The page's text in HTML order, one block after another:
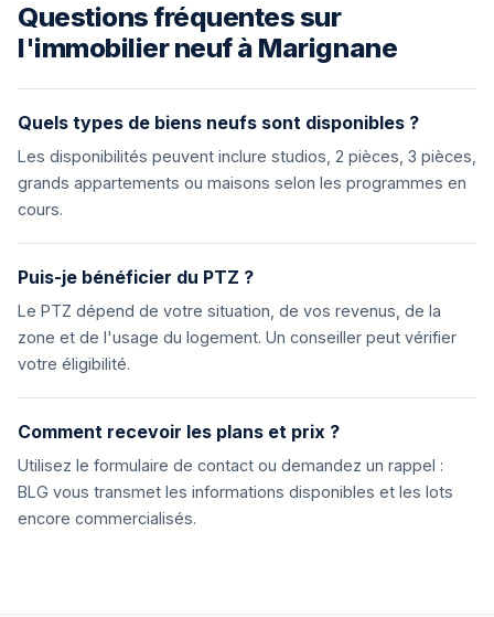
Questions fréquentes sur
l'immobilier neuf à Marignane
Quels types de biens neufs sont disponibles ?
Les disponibilités peuvent inclure studios, 2 pièces, 3 pièces,
grands appartements ou maisons selon les programmes en
cours.
Puis-je bénéficier du PTZ ?
Le PTZ dépend de votre situation, de vos revenus, de la
zone et de l'usage du logement. Un conseiller peut vérifier
votre éligibilité.
Comment recevoir les plans et prix ?
Utilisez le formulaire de contact ou demandez un rappel :
BLG vous transmet les informations disponibles et les lots
encore commercialisés.